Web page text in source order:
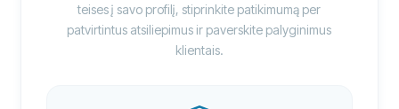
teises į savo profilį, stiprinkite patikimumą per
patvirtintus atsiliepimus ir paverskite palyginimus
klientais.